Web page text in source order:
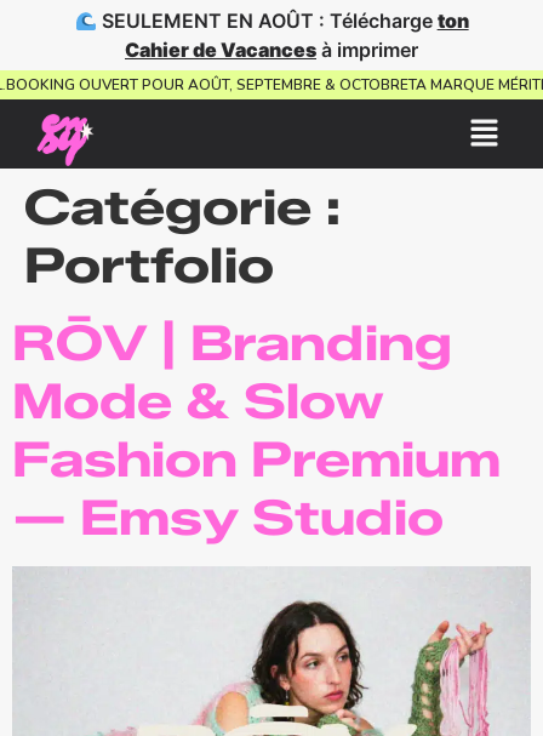
SEULEMENT EN AOÛT : Télécharge ton
Cahier de Vacances à imprimer
BOOKING OUVERT POUR AOÛT, SEPTEMBRE & OCTOBRETA MARQUE
Catégorie :
Portfolio
RŌV | Branding
Mode & Slow
Fashion Premium
— Emsy Studio